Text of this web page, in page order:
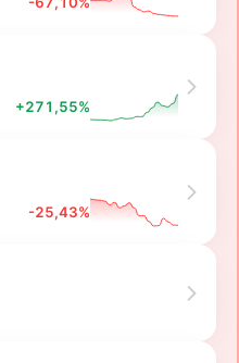
+271,55%
-25,43%